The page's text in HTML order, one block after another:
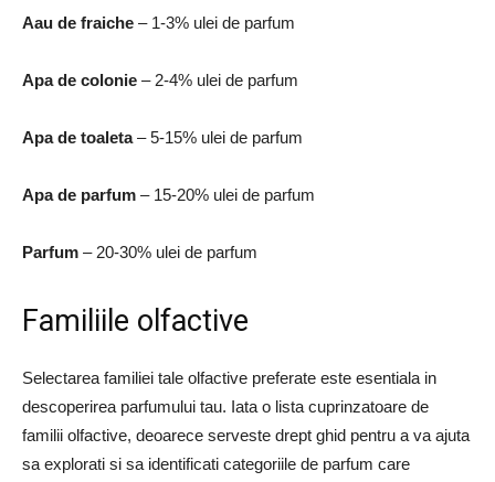
Aau de fraiche – 1-3% ulei de parfum
Apa de colonie – 2-4% ulei de parfum
Apa de toaleta– 5-15% ulei de parfum
Apa de parfum – 15-20% ulei de parfum
Parfum – 20-30% ulei de parfum
Familiile olfactive
Selectarea familiei tale olfactive preferate este esentiala in
descoperirea parfumului tau. Iata o lista cuprinzatoare de
familii olfactive, deoarece serveste drept ghid pentru a va ajuta
sa explorati si sa identificati categoriile de parfum care